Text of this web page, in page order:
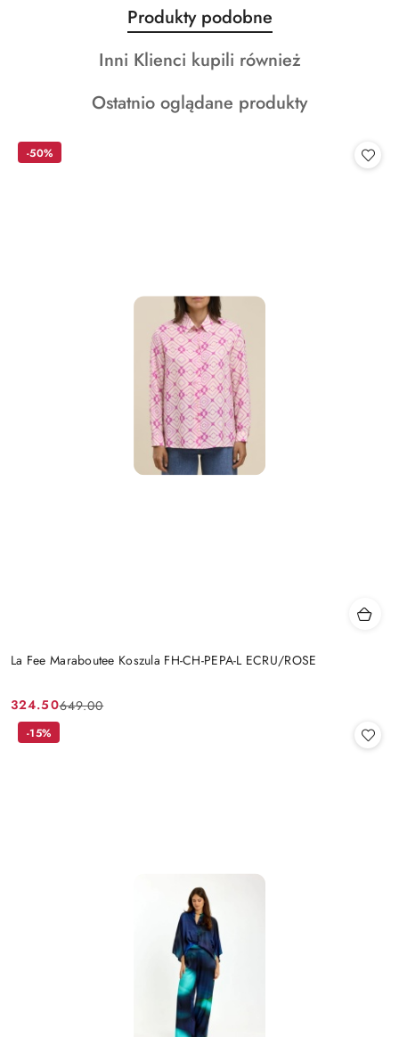
Pomiń karuzelę produktów
Produkty
o
statusie:
Produkty podobne
Produkty
statusie:
Inni Klienci kupili również
Produkty
Ostatnio oglądane produkty
La Fee Maraboutee Koszula FH-CH-PEPA-L ECRU/ROSE
Cena
promocyjna:
324.50
Cena
przed
649.00
-50%
-15%